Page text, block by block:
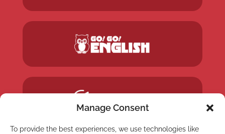
Manage Consent
To provide the best experiences, we use technologies like